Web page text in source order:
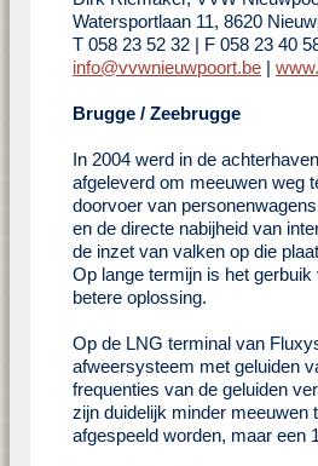
Watersportlaan 11, 8620
T 058 23 52 32 | F 058 23 40
info@vvwnieuwpoort.be |
Brugge / Zeebrugge
In 2004 werd in de
afgeleverd om meeuwen weg
doorvoer van
en de directe nabijheid van
de inzet van valken op die
Op lange termijn is het
betere oplossing.
Op de LNG terminal van
afweersysteem met geluiden
frequenties van de geluiden
zijn duidelijk minder meeuwen
afgespeeld worden, maar een